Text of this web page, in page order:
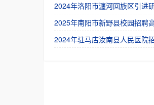
2024年洛阳市瀍河回族区引进
2025年南阳市新野县校园招聘
2024年驻马店汝南县人民医院